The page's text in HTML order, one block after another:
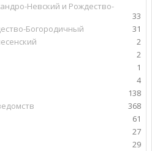
Невский и Рождество-
33
Богородичный
31
2
2
1
4
138
368
61
27
29